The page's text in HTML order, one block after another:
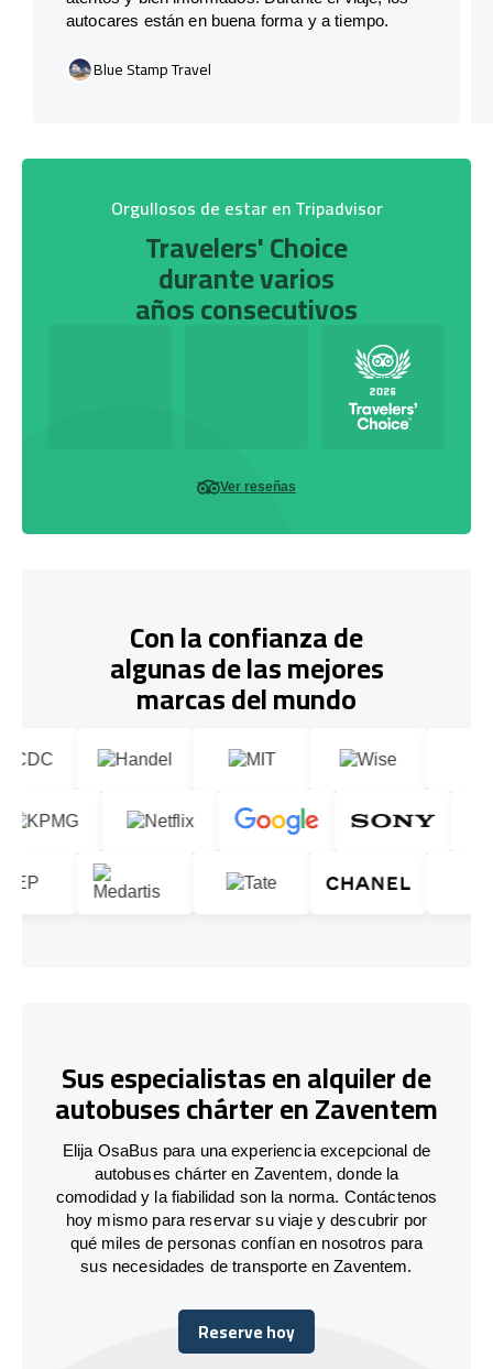
autocares están en buena forma y a tiempo.
Blue Stamp Travel
Orgullosos de estar en Tripadvisor
Travelers' Choice
durante varios
años consecutivos
Ver reseñas
Con la confianza de
algunas de las mejores
marcas del mundo
Sus especialistas en alquiler de
autobuses chárter en Zaventem
Elija OsaBus para una experiencia excepcional de
autobuses chárter en Zaventem, donde la
comodidad y la fiabilidad son la norma. Contáctenos
hoy mismo para reservar su viaje y descubrir por
qué miles de personas confían en nosotros para
sus necesidades de transporte en Zaventem.
Reserve hoy
Reserve hoy